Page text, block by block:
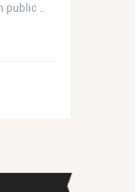
public ..